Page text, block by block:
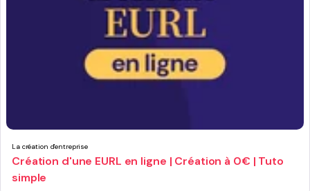
La création d'entreprise
Création d'une EURL en ligne | Création à 0€ | Tuto
simple